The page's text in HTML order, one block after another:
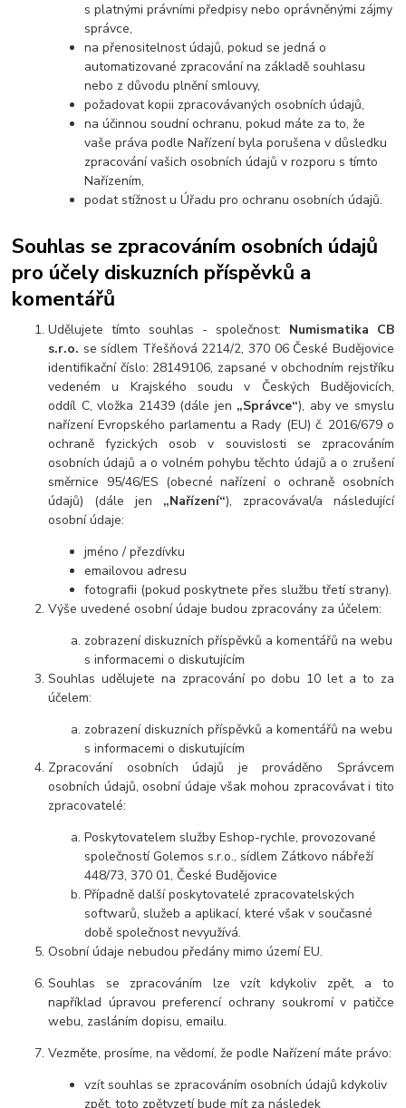
s platnými právními předpisy nebo oprávněnými zájmy
správce,
na přenositelnost údajů, pokud se jedná o
automatizované zpracování na základě souhlasu
nebo z důvodu plnění smlouvy,
požadovat kopii zpracovávaných osobních údajů,
na účinnou soudní ochranu, pokud máte za to, že
vaše práva podle Nařízení byla porušena v důsledku
zpracování vašich osobních údajů v rozporu s tímto
Nařízením,
podat stížnost u Úřadu pro ochranu osobních údajů.
Souhlas se zpracováním osobních údajů
pro účely diskuzních příspěvků a
komentářů
Udělujete tímto souhlas - společnost: Numismatika CB
s.r.o. se sídlem Třešňová 2214/2, 370 06 České Budějovice
identifikační číslo: 28149106, zapsané v obchodním rejstříku
vedeném u Krajského soudu v Českých Budějovicích,
oddíl C, vložka 21439 (dále jen „Správce“), aby ve smyslu
nařízení Evropského parlamentu a Rady (EU) č. 2016/679 o
ochraně fyzických osob v souvislosti se zpracováním
osobních údajů a o volném pohybu těchto údajů a o zrušení
směrnice 95/46/ES (obecné nařízení o ochraně osobních
údajů) (dále jen „Nařízení“), zpracovával/a následující
osobní údaje:
jméno / přezdívku
emailovou adresu
fotografii (pokud poskytnete přes službu třetí strany).
Výše uvedené osobní údaje budou zpracovány za účelem:
zobrazení diskuzních příspěvků a komentářů na webu
s informacemi o diskutujícím
Souhlas udělujete na zpracování po dobu 10 let a to za
účelem:
zobrazení diskuzních příspěvků a komentářů na webu
s informacemi o diskutujícím
Zpracování osobních údajů je prováděno Správcem
osobních údajů, osobní údaje však mohou zpracovávat i tito
zpracovatelé:
Poskytovatelem služby Eshop-rychle, provozované
společností Golemos s.r.o., sídlem Zátkovo nábřeží
448/73, 370 01, České Budějovice
Případně další poskytovatelé zpracovatelských
softwarů, služeb a aplikací, které však v současné
době společnost nevyužívá.
Osobní údaje nebudou předány mimo území EU.
Souhlas se zpracováním lze vzít kdykoliv zpět, a to
například úpravou preferencí ochrany soukromí v patičce
webu, zasláním dopisu, emailu.
Vezměte, prosíme, na vědomí, že podle Nařízení máte právo:
vzít souhlas se zpracováním osobních údajů kdykoliv
zpět, toto zpětvzetí bude mít za následek